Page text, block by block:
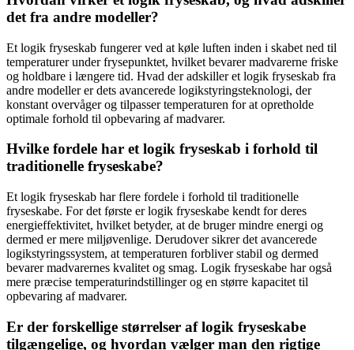
det fra andre modeller?
Et logik fryseskab fungerer ved at køle luften inden i skabet ned til
temperaturer under frysepunktet, hvilket bevarer madvarerne friske
og holdbare i længere tid. Hvad der adskiller et logik fryseskab fra
andre modeller er dets avancerede logikstyringsteknologi, der
konstant overvåger og tilpasser temperaturen for at opretholde
optimale forhold til opbevaring af madvarer.
Hvilke fordele har et logik fryseskab i forhold til
traditionelle fryseskabe?
Et logik fryseskab har flere fordele i forhold til traditionelle
fryseskabe. For det første er logik fryseskabe kendt for deres
energieffektivitet, hvilket betyder, at de bruger mindre energi og
dermed er mere miljøvenlige. Derudover sikrer det avancerede
logikstyringssystem, at temperaturen forbliver stabil og dermed
bevarer madvarernes kvalitet og smag. Logik fryseskabe har også
mere præcise temperaturindstillinger og en større kapacitet til
opbevaring af madvarer.
Er der forskellige størrelser af logik fryseskabe
tilgængelige, og hvordan vælger man den rigtige